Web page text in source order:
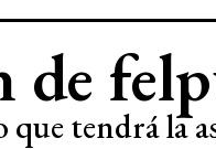
de
tendrá la